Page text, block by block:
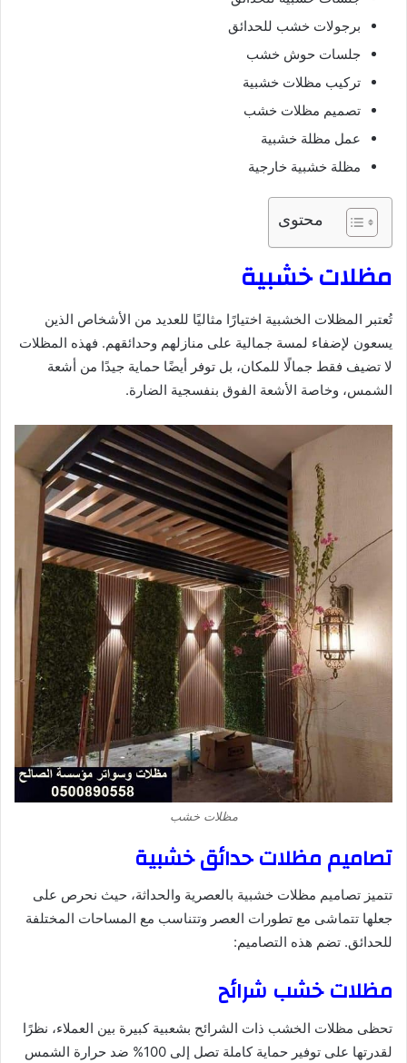
برجولات خشب للحدائق
جلسات حوش خشب
تركيب مظلات خشبية
تصميم مظلات خشب
عمل مظلة خشبية
مظلة خشبية خارجية
محتوى
مظلات خشبية
تُعتبر المظلات الخشبية اختيارًا مثاليًا للعديد من الأشخاص الذين
يسعون لإضفاء لمسة جمالية على منازلهم وحدائقهم. فهذه المظلات
لا تضيف فقط جمالًا للمكان، بل توفر أيضًا حماية جيدًا من أشعة
الشمس، وخاصة الأشعة الفوق بنفسجية الضارة.
مظلات خشب
تصاميم مظلات حدائق خشبية
تتميز تصاميم مظلات خشبية بالعصرية والحداثة، حيث نحرص على
جعلها تتماشى مع تطورات العصر وتتناسب مع المساحات المختلفة
للحدائق. تضم هذه التصاميم:
مظلات خشب شرائح
تحظى مظلات الخشب ذات الشرائح بشعبية كبيرة بين العملاء، نظرًا
لقدرتها على توفير حماية كاملة تصل إلى 100% ضد حرارة الشمس